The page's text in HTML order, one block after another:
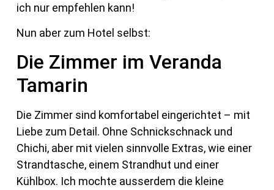
ich nur empfehlen kann!
Nun aber zum Hotel selbst:
Die Zimmer im Veranda
Tamarin
Die Zimmer sind komfortabel eingerichtet – mit
Liebe zum Detail. Ohne Schnickschnack und
Chichi, aber mit vielen sinnvolle Extras, wie einer
Strandtasche, einem Strandhut und einer
Kühlbox. Ich mochte ausserdem die kleine